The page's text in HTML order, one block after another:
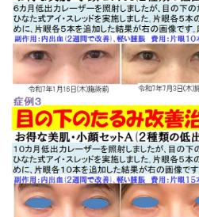
2024.12.28
年末特別キャンペーン第８弾
ペーンを開催することになりま
てもキャンセルが出てしまいま
いた時間に好評の「お得な美肌
にてご提供いたします。詳しく
特別キャンペーン」の「キャン
ン」をご覧ください。WEB予約
キャンペーン」をお選びくださ
2024.12.23
２０２５年１月より、アレルギ